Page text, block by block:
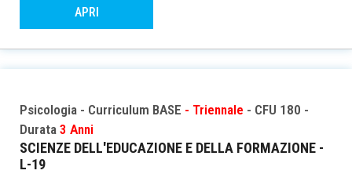
APRI
Psicologia - Curriculum BASE - Triennale - CFU 180 -
Durata 3 Anni
SCIENZE DELL'EDUCAZIONE E DELLA FORMAZIONE -
L-19